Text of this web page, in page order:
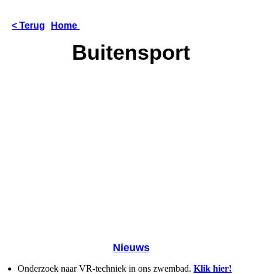
< Terug Home
Buitensport
Nieuws
Onderzoek naar VR-techniek in ons zwembad. Klik hier!